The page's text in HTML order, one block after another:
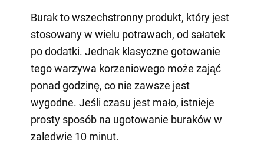
Burak to wszechstronny produkt, który jest
stosowany w wielu potrawach, od sałatek
po dodatki. Jednak klasyczne gotowanie
tego warzywa korzeniowego może zająć
ponad godzinę, co nie zawsze jest
wygodne. Jeśli czasu jest mało, istnieje
prosty sposób na ugotowanie buraków w
zaledwie 10 minut.